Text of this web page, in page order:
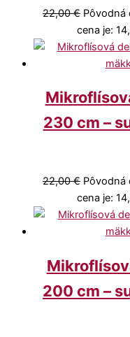
22,00€ Pôvodná
cena je:
230 cm –
22,00€ Pôvodná
cena je:
200 cm –